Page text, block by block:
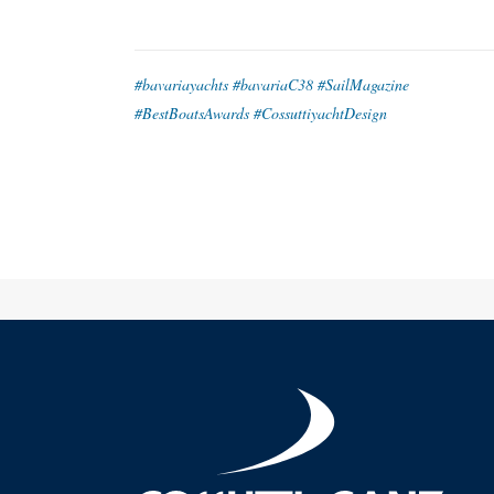
#bavariayachts #bavariaC38 #SailMagazine
#BestBoatsAwards #CossuttiyachtDesign